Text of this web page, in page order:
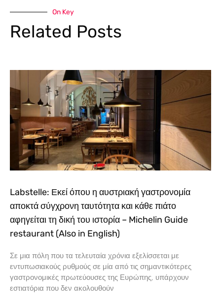
On Key
Related Posts
Labstelle: Εκεί όπου η αυστριακή γαστρονομία
αποκτά σύγχρονη ταυτότητα και κάθε πιάτο
αφηγείται τη δική του ιστορία – Michelin Guide
restaurant (Also in English)
Σε μια πόλη που τα τελευταία χρόνια εξελίσσεται με
εντυπωσιακούς ρυθμούς σε μία από τις σημαντικότερες
γαστρονομικές πρωτεύουσες της Ευρώπης, υπάρχουν
εστιατόρια που δεν ακολουθούν